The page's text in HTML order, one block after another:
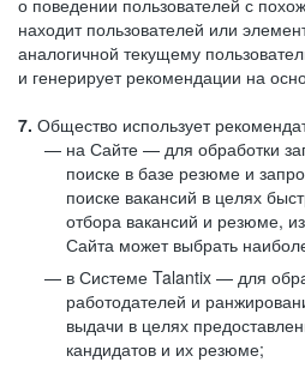
о поведении пользователей с
находит пользователей или
аналогичной текущему
и генерирует рекомендации на
7. Общество использует
на Сайте — для обработки
поиске в базе резюме и
поиске вакансий в целях
отбора вакансий и резюме,
Сайта может выбрать
в Системе Talantix — для
работодателей и
выдачи в целях
кандидатов и их резюме;